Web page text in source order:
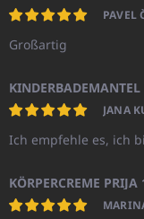
PAVEL
Großartig
JANA
Ich empfehle es, ich
KÖRPERCREME